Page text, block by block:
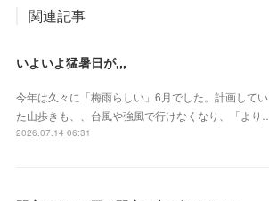
関連記事
いよいよ猛暑日が,,,
今年は久々に「梅雨らしい」6月でした。計画してい
た山歩きも、、台風や強風で行けなくなり、「より…
2026.07.14 06:31